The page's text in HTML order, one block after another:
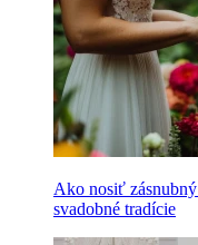
Ako nosiť
svadobné tradície